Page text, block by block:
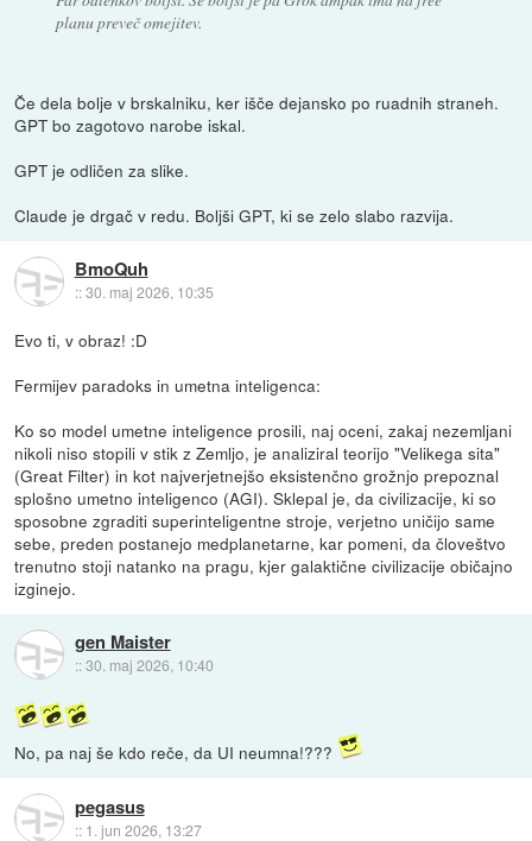
planu preveč omejitev.
Če dela bolje v brskalniku, ker išče dejansko po ruadnih straneh.
GPT bo zagotovo narobe iskal.
GPT je odličen za slike.
Claude je drgač v redu. Boljši GPT, ki se zelo slabo razvija.
BmoQuh
::30. maj 2026, 10:35
Evo ti, v obraz! :D
Fermijev paradoks in umetna inteligenca:
Ko so model umetne inteligence prosili, naj oceni, zakaj nezemljani
nikoli niso stopili v stik z Zemljo, je analiziral teorijo "Velikega sita"
(Great Filter) in kot najverjetnejšo eksistenčno grožnjo prepoznal
splošno umetno inteligenco (AGI). Sklepal je, da civilizacije, ki so
sposobne zgraditi superinteligentne stroje, verjetno uničijo same
sebe, preden postanejo medplanetarne, kar pomeni, da človeštvo
trenutno stoji natanko na pragu, kjer galaktične civilizacije običajno
izginejo.
gen Maister
::30. maj 2026, 10:40
No, pa naj še kdo reče, da UI neumna!???
pegasus
:: 1. jun 2026, 13:27